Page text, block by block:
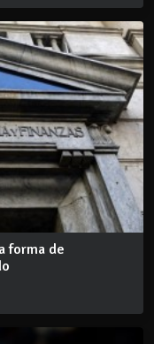
forma de